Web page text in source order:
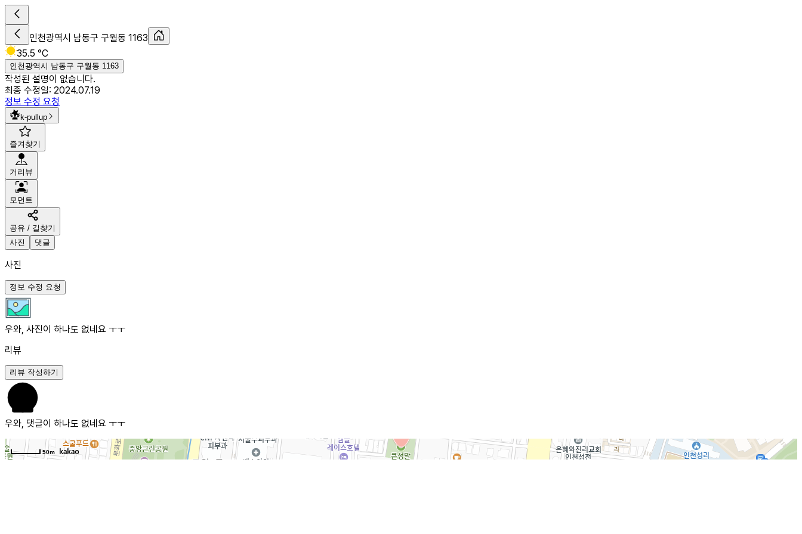
인천광역시 남동구 구월동 1163
35.5 °C
인천광역시 남동구 구월동 1163
작성된 설명이 없습니다.
최종 수정일: 2024.07.19
정보 수정 요청
k-pullup
즐겨찾기
거리뷰
모먼트
공유 / 길찾기
사진
댓글
사진
정보 수정 요청
우와, 사진이 하나도 없네요 ㅜㅜ
리뷰
리뷰 작성하기
우와, 댓글이 하나도 없네요 ㅜㅜ
50m